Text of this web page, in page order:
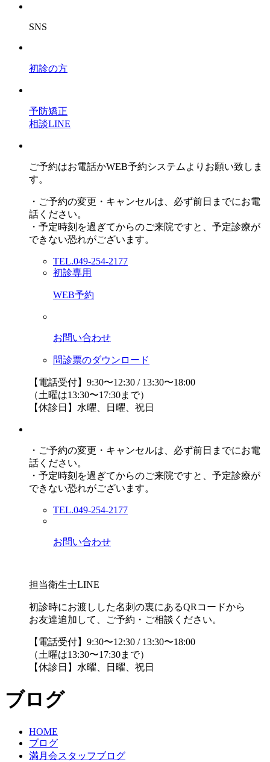
SNS
初診の方
予防矯正
相談LINE
ご予約はお電話かWEB予約システムよりお願い致しま
す。
・ご予約の変更・キャンセルは、必ず前日までにお電
話ください。
・予定時刻を過ぎてからのご来院ですと、予定診療が
できない恐れがございます。
TEL.049-254-2177
初診専用
WEB予約
お問い合わせ
問診票のダウンロード
【電話受付】9:30〜12:30 / 13:30〜18:00
（土曜は13:30〜17:30まで）
【休診日】水曜、日曜、祝日
・ご予約の変更・キャンセルは、必ず前日までにお電
話ください。
・予定時刻を過ぎてからのご来院ですと、予定診療が
できない恐れがございます。
TEL.049-254-2177
お問い合わせ
担当衛生士LINE
初診時にお渡しした名刺の裏にあるQRコードから
お友達追加して、ご予約・ご相談ください。
【電話受付】9:30〜12:30 / 13:30〜18:00
（土曜は13:30〜17:30まで）
【休診日】水曜、日曜、祝日
ブログ
HOME
ブログ
満月会スタッフブログ